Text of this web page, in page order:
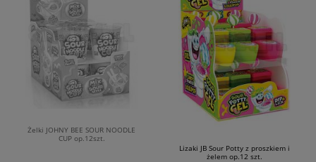
Żelki JOHNY BEE SOUR NOODLE
CUP op.12szt.
Lizaki JB Sour Potty z proszkiem i
żelem op.12 szt.